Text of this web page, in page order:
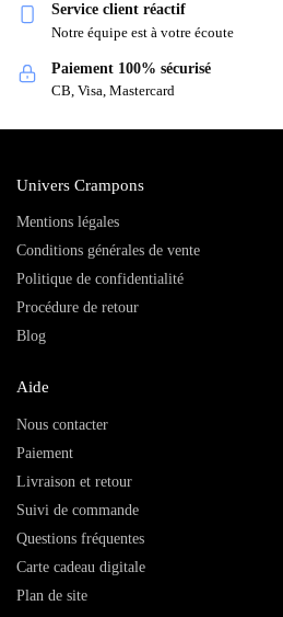
Service client réactif
Notre équipe est à votre écoute
Paiement 100% sécurisé
CB, Visa, Mastercard
Univers Crampons
Mentions légales
Conditions générales de vente
Politique de confidentialité
Procédure de retour
Blog
Aide
Nous contacter
Paiement
Livraison et retour
Suivi de commande
Questions fréquentes
Carte cadeau digitale
Plan de site